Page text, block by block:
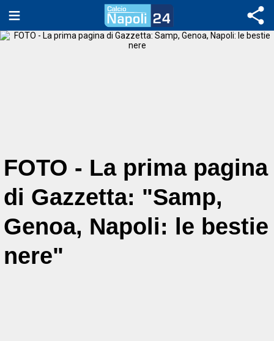
FOTO - La prima pagina
di Gazzetta: "Samp,
Genoa, Napoli: le bestie
nere"